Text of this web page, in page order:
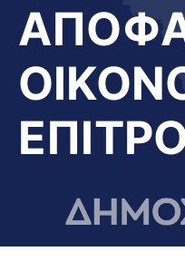
Διαφάνεια
Το
Νησί
Μας